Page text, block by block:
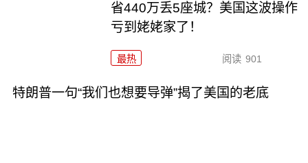
省440万丢5座城？美国这波操作
亏到姥姥家了！
最热 阅读 901
特朗普一句“我们也想要导弹”揭了美国的老底